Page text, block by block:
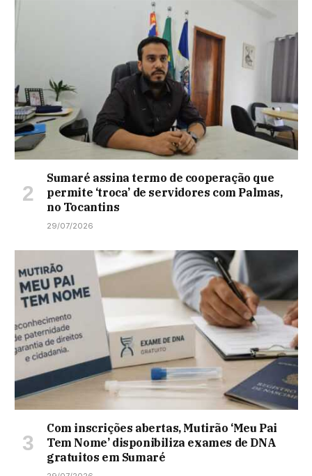
Sumaré assina termo de cooperação que
permite ‘troca’ de servidores com Palmas,
no Tocantins
29/07/2026
Com inscrições abertas, Mutirão ‘Meu Pai
Tem Nome’ disponibiliza exames de DNA
gratuitos em Sumaré